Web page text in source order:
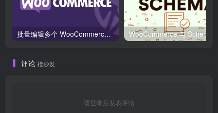
批量编辑多个 WooCommerce 产品变体价格的 2 个方法？
评论 抢沙发
请登录后发表评论